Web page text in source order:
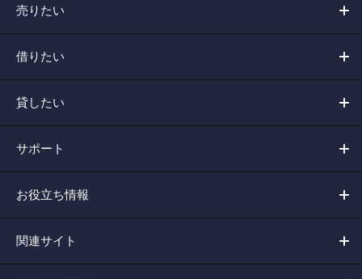
売りたい
借りたい
貸したい
サポート
お役立ち情報
関連サイト